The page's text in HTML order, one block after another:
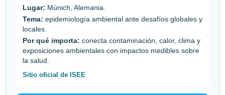
Lugar: Múnich, Alemania.
Tema: epidemiología ambiental ante desafíos globales y
locales.
Por qué importa: conecta contaminación, calor, clima y
exposiciones ambientales con impactos medibles sobre
la salud.
Sitio oficial de ISEE